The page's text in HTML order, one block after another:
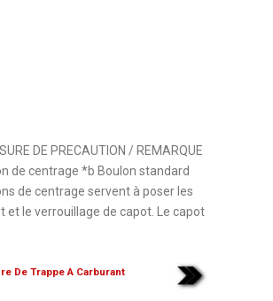
DE PRECAUTION / REMARQUE
de centrage *b Boulon standard
de centrage servent à poser les
et le verrouillage de capot. Le capot
De Trappe A Carburant